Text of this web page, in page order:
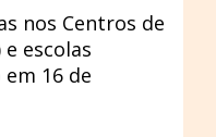
nos Centros de
escolas
16 de